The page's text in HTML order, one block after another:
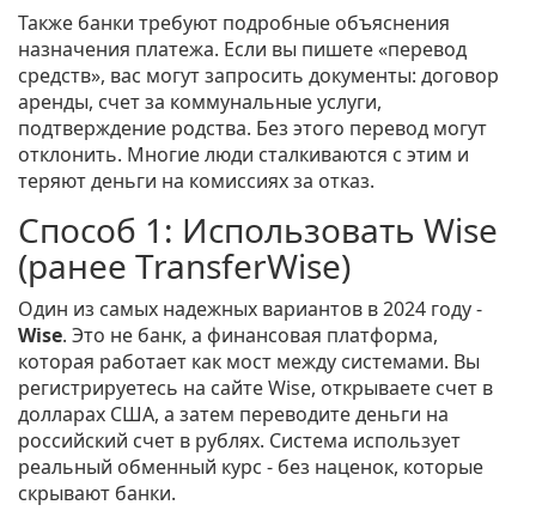
Также банки требуют подробные объяснения
назначения платежа. Если вы пишете «перевод
средств», вас могут запросить документы: договор
аренды, счет за коммунальные услуги,
подтверждение родства. Без этого перевод могут
отклонить. Многие люди сталкиваются с этим и
теряют деньги на комиссиях за отказ.
Способ 1: Использовать Wise
(ранее TransferWise)
Один из самых надежных вариантов в 2024 году -
Wise. Это не банк, а финансовая платформа,
которая работает как мост между системами. Вы
регистрируетесь на сайте Wise, открываете счет в
долларах США, а затем переводите деньги на
российский счет в рублях. Система использует
реальный обменный курс - без наценок, которые
скрывают банки.